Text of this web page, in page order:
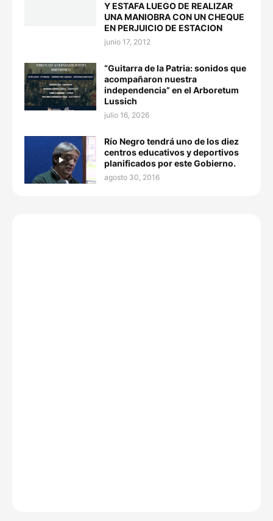
Y ESTAFA LUEGO DE REALIZAR
UNA MANIOBRA CON UN CHEQUE
EN PERJUICIO DE ESTACION
junio 17, 2012
“Guitarra de la Patria: sonidos que
acompañaron nuestra
independencia” en el Arboretum
Lussich
julio 16, 2026
Río Negro tendrá uno de los diez
centros educativos y deportivos
planificados por este Gobierno.
agosto 30, 2016